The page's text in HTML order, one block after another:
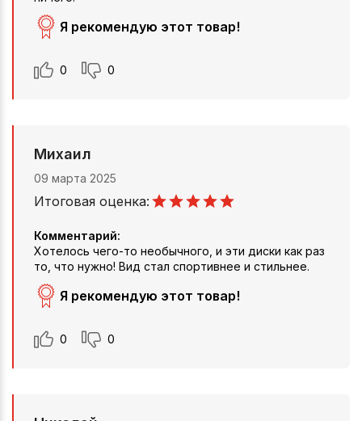
Я рекомендую этот товар!
0 0
Михаил
09 марта 2025
Итоговая оценка:
Комментарий:
Хотелось чего-то необычного, и эти диски как раз
то, что нужно! Вид стал спортивнее и стильнее.
Я рекомендую этот товар!
0 0